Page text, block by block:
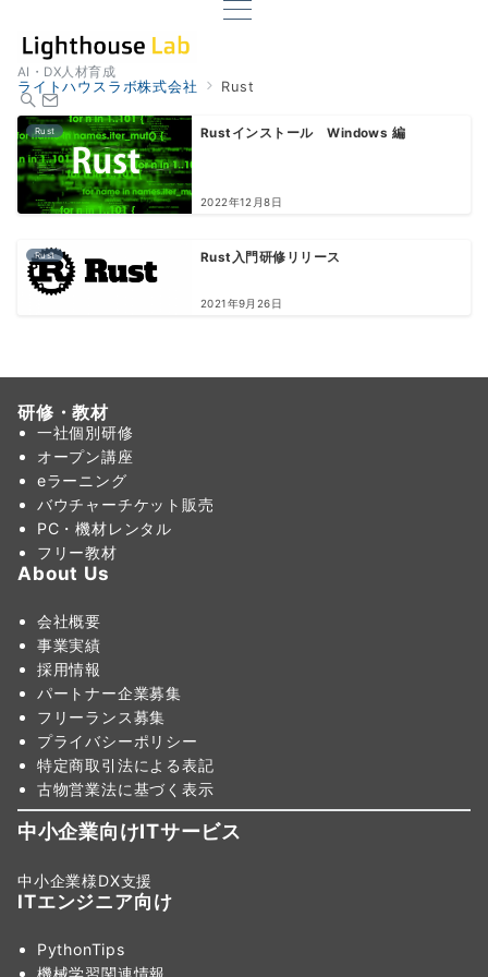
AI・DX人材育成
ライトハウスラボ株式会社 Rust
Rust Rustインストール Windows 編
2022年12月8日
Rust Rust入門研修リリース
2021年9月26日
研修・教材
一社個別研修
オープン講座
eラーニング
バウチャーチケット販売
PC・機材レンタル
フリー教材
About Us
会社概要
事業実績
採用情報
パートナー企業募集
フリーランス募集
プライバシーポリシー
特定商取引法による表記
古物営業法に基づく表示
中小企業向けITサービス
中小企業様DX支援
ITエンジニア向け
PythonTips
機械学習関連情報